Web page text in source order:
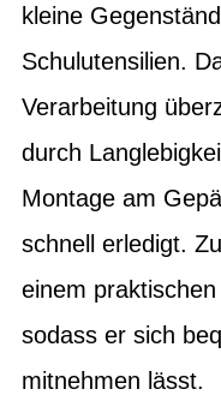
kleine
Schulutensilien.
Verarbeitung
durch
Montage am
schnell erledigt.
einem
sodass er sich
mitnehmen lässt.